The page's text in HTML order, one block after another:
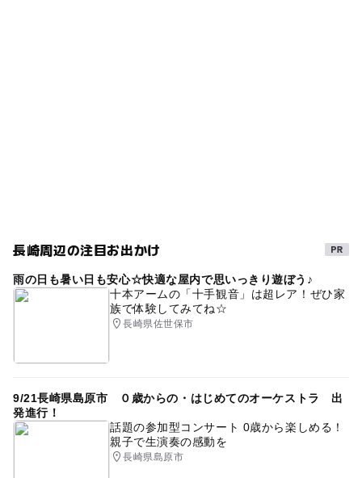
長崎周辺の注目お出かけ
雨の日も暑い日も安心☆快適な屋内で思いっきり遊ぼう♪
十本アームの「十手観音」は超レア！ぜひ家
族で体験してみてね☆
長崎県佐世保市
9/21長崎県島原市 ０歳からの・はじめてのオーケストラ 出
発進行！
話題の参加型コンサート 0歳から楽しめる！
親子で生演奏の感動を
長崎県島原市